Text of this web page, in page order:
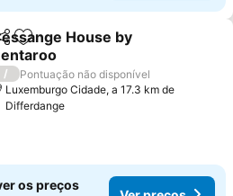
Adicionar aos favoritos
House by
preços
/
Pontuação não disponível
Luxemburgo Cidade, a 17.3 km de
Differdange
os preços